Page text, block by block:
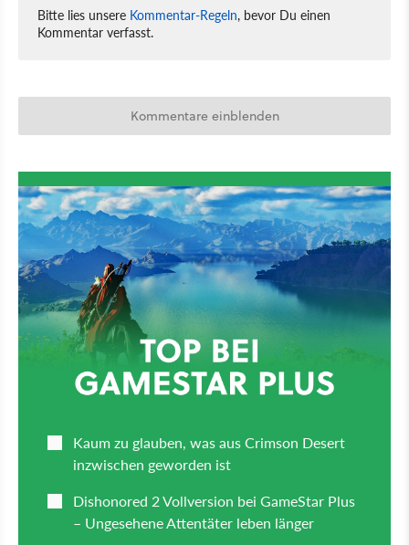
Bitte lies unsere Kommentar-Regeln, bevor Du einen
Kommentar verfasst.
Kommentare einblenden